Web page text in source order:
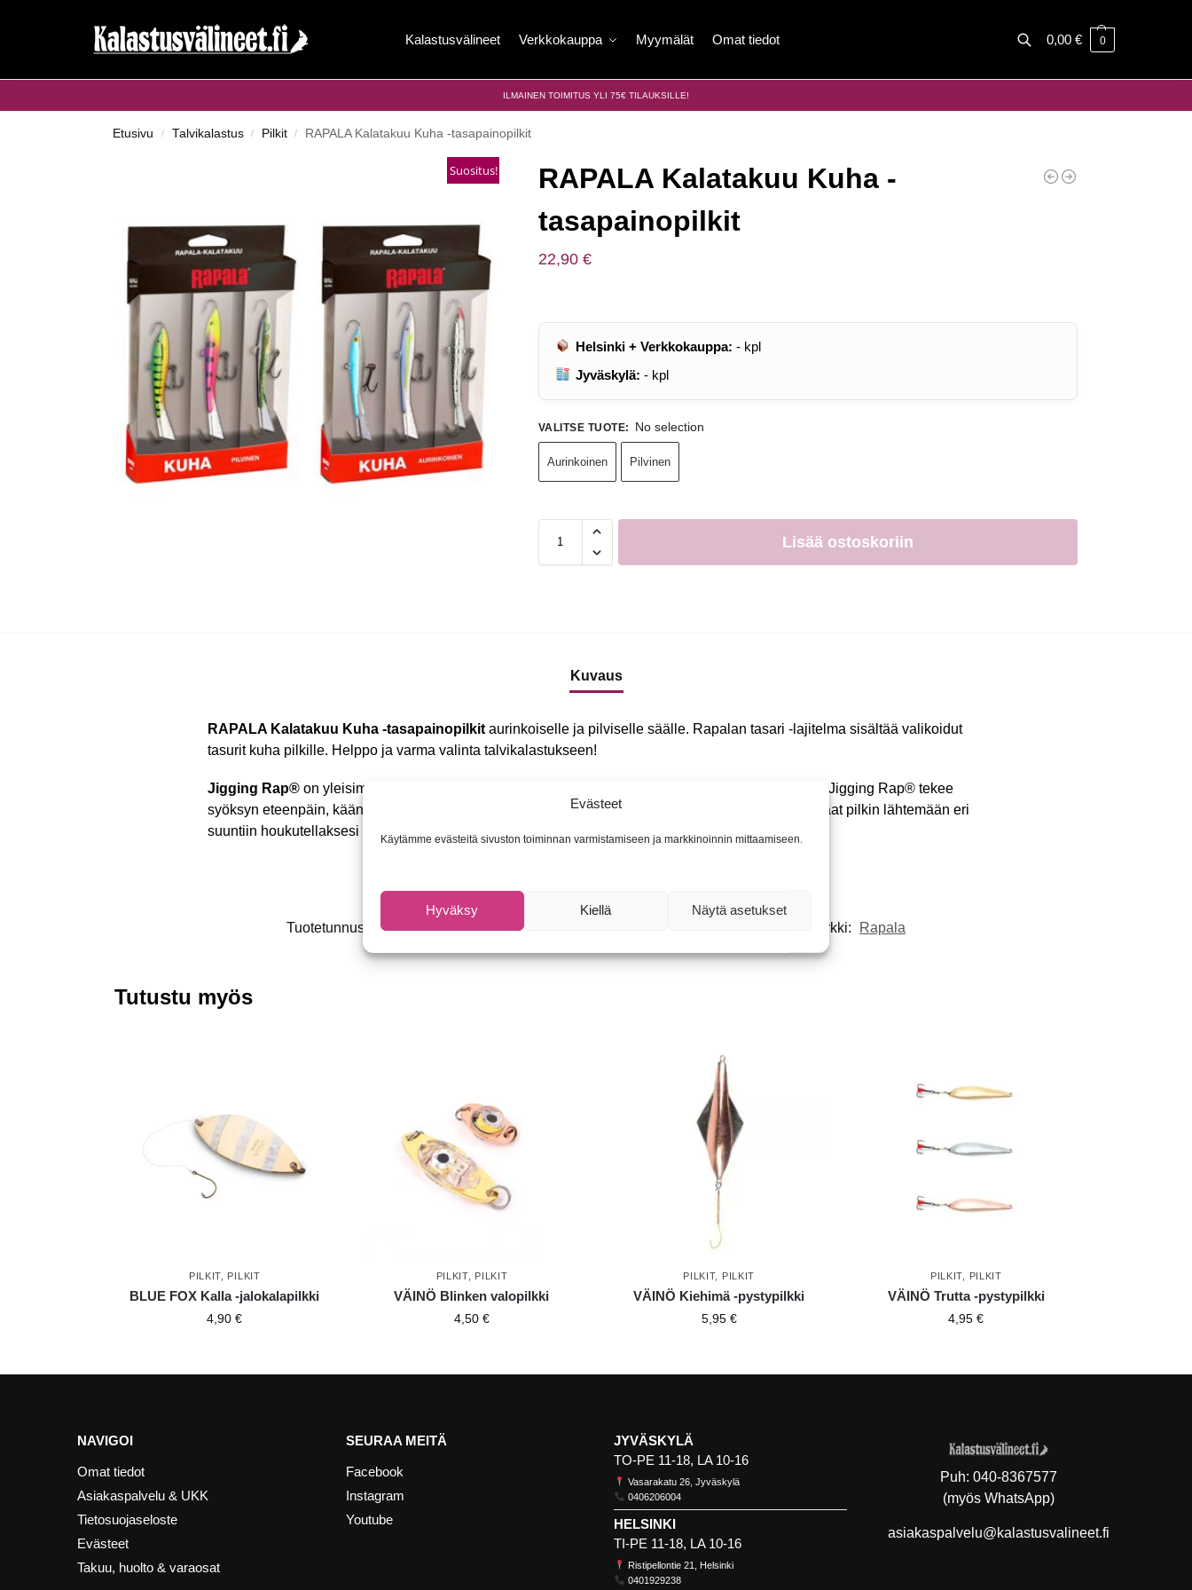
Evästeet
Käytämme evästeitä sivuston toiminnan varmistamiseen ja markkinoinnin mittaamiseen.
Hyväksy Kiellä Näytä asetukset
Kalastusvälineet Verkkokauppa Myymälät Omat tiedot 0,00 € 0
ILMAINEN TOIMITUS YLI 75€ TILAUKSILLE!
Etusivu / Talvikalastus / Pilkit / RAPALA Kalatakuu Kuha -tasapainopilkit
Suositus!
RAPALA Kalatakuu Kuha -
tasapainopilkit
22,90 €
Helsinki + Verkkokauppa: - kpl
Jyväskylä: - kpl
VALITSE TUOTE: No selection
Aurinkoinen Pilvinen
Lisää ostoskoriin
Kuvaus
RAPALA Kalatakuu Kuha -tasapainopilkit aurinkoiselle ja pilviselle säälle. Rapalan tasari -lajitelma sisältää valikoidut
tasurit kuha pilkille. Helppo ja varma valinta talvikalastukseen!
Jigging Rap®on yleisimpiä pikkukalan profiileja imitoiva tasapainopilkki. Pilkkivavan nykäyksellä Jigging Rap® tekee
syöksyn eteenpäin, kääntyy ja palaa takaisin lähtöpisteeseensä. Vaihtelemalla nykäyksen tahtia, saat pilkin lähtemään eri
suuntiin houkutellaksesi lisää petokaloja.
Tuotetunnus (SKU): Ei saatavilla/-tietoa Tuotemerkki: Rapala
Tutustu myös
PILKIT PILKIT
BLUE FOX Kalla -jalokalapilkki
4,90€
PILKIT, PILKIT
VÄINÖ Blinken valopilkki
4,50 €
PILKIT, PILKIT
VÄINÖ Kiehimä -pystypilkki
5,95 €
PILKIT PILKIT
VÄINÖ Trutta -pystypilkki
4,95€
NAVIGOI
Omat tiedot
Asiakaspalvelu & UKK
Tietosuojaseloste
Evästeet
Takuu, huolto & varaosat
SEURAA MEITÄ
Facebook
Instagram
Youtube
JYVÄSKYLÄ
TO-PE 11-18, LA 10-16
Vasarakatu 26, Jyväskylä
0406206004
HELSINKI
TI-PE 11-18, LA 10-16
Ristipellontie 21, Helsinki
0401929238
Puh: 040-8367577
(myös WhatsApp)
asiakaspalvelu@kalastusvalineet.fi